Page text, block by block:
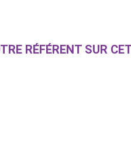
RÉFÉRENT SUR